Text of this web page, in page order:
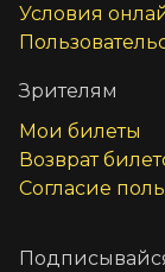
Условия
Зрителям
Мои билеты
Возврат
Согласие